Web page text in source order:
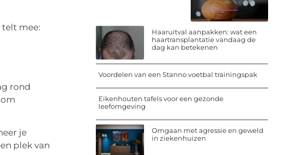
mee:
rond
je
plek van
Haaruitval aanpakken: wat een
haartransplantatie vandaag de
dag kan betekenen
Voordelen van een Stanno voetbal trainingspak
Eikenhouten tafels voor een gezonde
leefomgeving
Omgaan met agressie en geweld
in ziekenhuizen